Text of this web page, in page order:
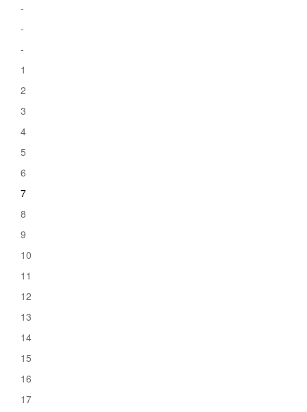
-
-
-
1
2
3
4
5
6
7
8
9
10
11
12
13
14
15
16
17